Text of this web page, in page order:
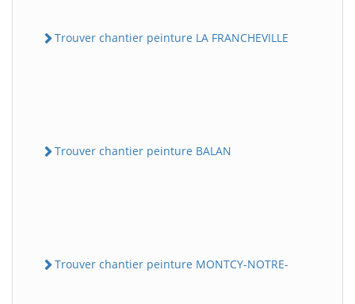
Trouver chantier peinture LA FRANCHEVILLE
Trouver chantier peinture BALAN
Trouver chantier peinture MONTCY-NOTRE-